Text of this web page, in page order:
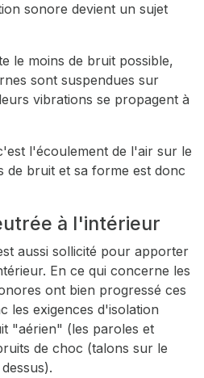
sonore devient un sujet
le moins de bruit possible,
sont suspendues sur
vibrations se propagent à
l'écoulement de l'air sur le
de bruit et sa forme est donc
à l'intérieur
aussi sollicité pour apporter
En ce qui concerne les
ont bien progressé ces
les exigences d'isolation
"aérien" (les paroles et
de choc (talons sur le